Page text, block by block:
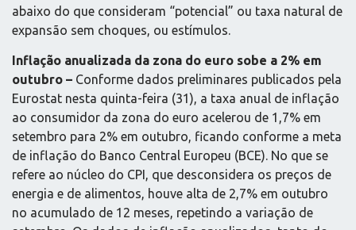
abaixo do que consideram “potencial” ou taxa natural de
expansão sem choques, ou estímulos.
Inflação anualizada da zona do euro sobe a 2% em
outubro – Conforme dados preliminares publicados pela
Eurostat nesta quinta-feira (31), a taxa anual de inflação
ao consumidor da zona do euro acelerou de 1,7% em
setembro para 2% em outubro, ficando conforme a meta
de inflação do Banco Central Europeu (BCE). No que se
refere ao núcleo do CPI, que desconsidera os preços de
energia e de alimentos, houve alta de 2,7% em outubro
no acumulado de 12 meses, repetindo a variação de